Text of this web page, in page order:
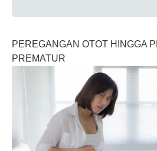
PEREGANGAN OTOT HINGGA
PREMATUR